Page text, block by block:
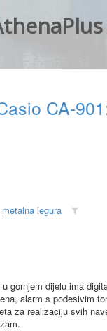
CA-
metalna legura
gornjem dijelu ima
alarm s podesivim
za realizaciju svih